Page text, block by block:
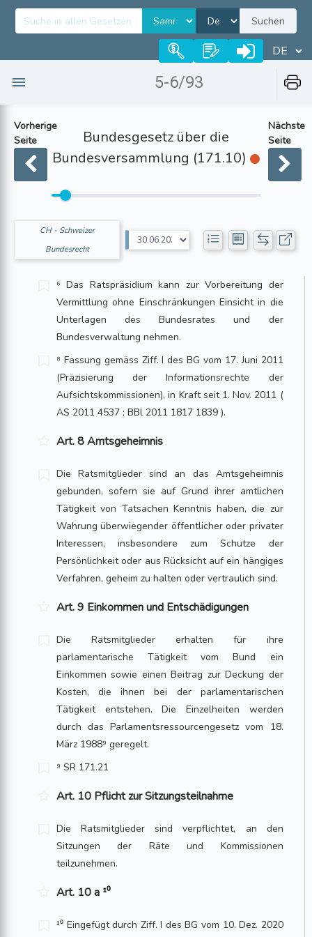
Suchen
5-6/93
Vorherige
Seite
Bundesgesetz über die
Bundesversammlung (171.10)
Nächste
Seite
CH - Schweizer
Bundesrecht
⁶ Das Ratspräsidium kann zur Vorbereitung der
Vermittlung ohne Einschränkungen Einsicht in die
Unterlagen des Bundesrates und der
Bundesverwaltung nehmen.
⁸ Fassung gemäss Ziff. I des BG vom 17. Juni 2011
(Präzisierung der Informationsrechte der
Aufsichtskommissionen), in Kraft seit 1. Nov. 2011 (
AS 2011 4537 ; BBl 2011 1817 1839 ).
Art. 8 Amtsgeheimnis
Die Ratsmitglieder sind an das Amtsgeheimnis
gebunden, sofern sie auf Grund ihrer amtlichen
Tätigkeit von Tatsachen Kenntnis haben, die zur
Wahrung überwiegender öffentlicher oder privater
Interessen, insbesondere zum Schutze der
Persönlichkeit oder aus Rücksicht auf ein hängiges
Verfahren, geheim zu halten oder vertraulich sind.
Art. 9 Einkommen und Entschädigungen
Die Ratsmitglieder erhalten für ihre
parlamentarische Tätigkeit vom Bund ein
Einkommen sowie einen Beitrag zur Deckung der
Kosten, die ihnen bei der parlamentarischen
Tätigkeit entstehen. Die Einzelheiten werden
durch das Parlamentsressourcengesetz vom 18.
März 1988⁹ geregelt.
⁹ SR 171.21
Art. 10 Pflicht zur Sitzungsteilnahme
Die Ratsmitglieder sind verpflichtet, an den
Sitzungen der Räte und Kommissionen
teilzunehmen.
Art. 10 a ¹⁰
¹⁰ Eingefügt durch Ziff. I des BG vom 10. Dez. 2020